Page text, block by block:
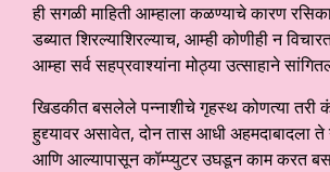
ही सगळी माहिती आम्हाला कळण्याचे कारण
डब्यात शिरल्याशिरल्याच, आम्ही कोणीही न
आम्हा सर्व सहप्रवाश्यांना मोठ्या उत्साहाने
खिडकीत बसलेले पन्नाशीचे गृहस्थ कोणत्या तरी
हुद्द्यावर असावेत, दोन तास आधी अहमदाबादला
आणि आल्यापासून कॉम्प्युटर उघडून काम करत